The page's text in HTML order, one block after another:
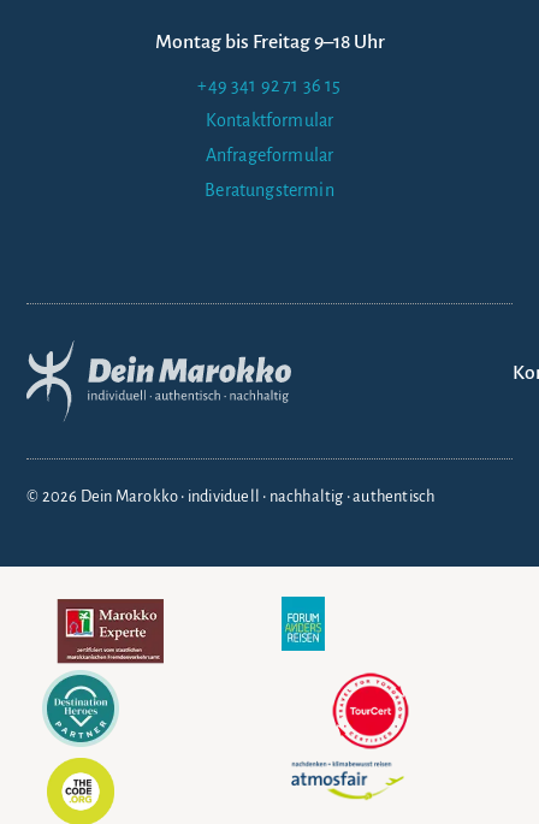
Montag bis Freitag 9–18 Uhr
+49 341 92 71 36 15
Kontaktformular
Anfrageformular
Beratungstermin
© 2026 Dein Marokko • individuell • nachhaltig • authentisch